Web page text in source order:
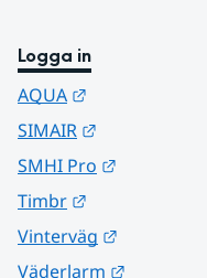
Logga in
AQUA
SIMAIR
SMHI Pro
Timbr
Vinterväg
Väderlarm